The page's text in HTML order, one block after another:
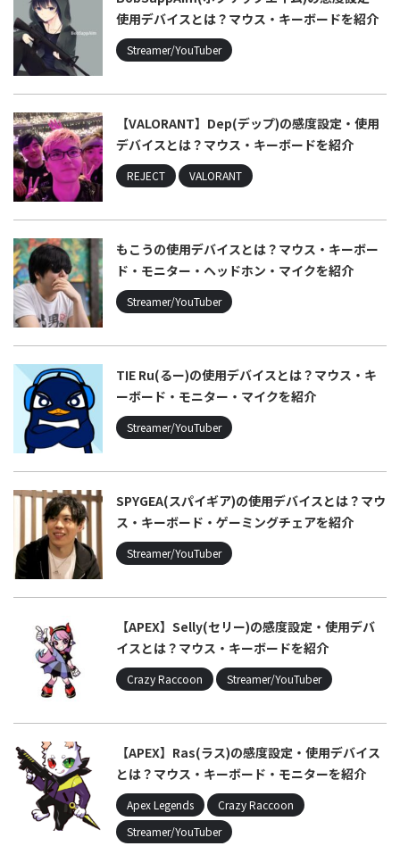
使用デバイスとは？マウス・キーボードを紹介
Streamer/YouTuber
【VALORANT】Dep(デップ)の感度設定・使用
デバイスとは？マウス・キーボードを紹介
REJECT VALORANT
もこうの使用デバイスとは？マウス・キーボー
ド・モニター・ヘッドホン・マイクを紹介
Streamer/YouTuber
TIE Ru(るー)の使用デバイスとは？マウス・キ
ーボード・モニター・マイクを紹介
Streamer/YouTuber
SPYGEA(スパイギア)の使用デバイスとは？マウ
ス・キーボード・ゲーミングチェアを紹介
Streamer/YouTuber
【APEX】Selly(セリー)の感度設定・使用デバ
イスとは？マウス・キーボードを紹介
Crazy Raccoon Streamer/YouTuber
【APEX】Ras(ラス)の感度設定・使用デバイス
とは？マウス・キーボード・モニターを紹介
Apex Legends
Crazy Raccoon
Streamer/YouTuber